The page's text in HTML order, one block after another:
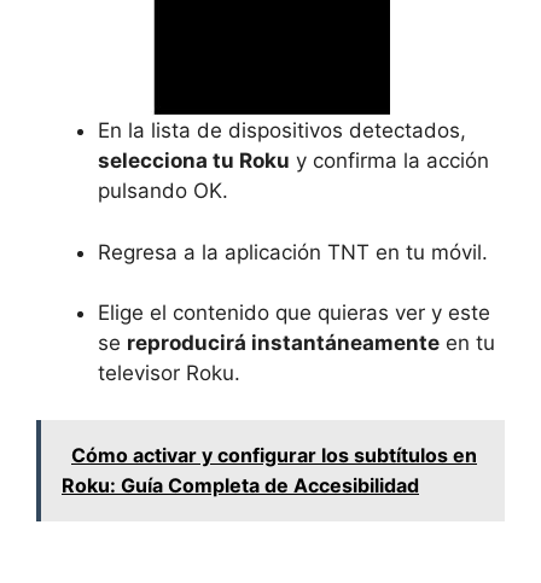
En la lista de dispositivos detectados,
selecciona tu Roku y confirma la acción
pulsando OK.
Regresa a la aplicación TNT en tu móvil.
Elige el contenido que quieras ver y este
se reproducirá instantáneamente en tu
televisor Roku.
Cómo activar y configurar los subtítulos en
Roku: Guía Completa de Accesibilidad